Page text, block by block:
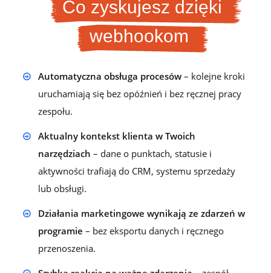
Co zyskujesz dzięki
webhookom
Automatyczna obsługa procesów– kolejne kroki
uruchamiają się bez opóźnień i bez ręcznej pracy
zespołu.
Aktualny kontekst klienta w Twoich
narzędziach – dane o punktach, statusie i
aktywności trafiają do CRM, systemu sprzedaży
lub obsługi.
Działania marketingowe wynikają ze zdarzeń w
programie – bez eksportu danych i ręcznego
przenoszenia.